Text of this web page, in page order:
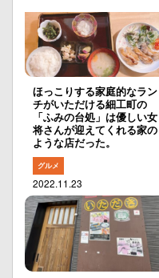
ほっこりする家庭的なラン
チがいただける細工町の
「ふみの台処」は優しい女
将さんが迎えてくれる家の
ような店だった。
グルメ
2022.11.23